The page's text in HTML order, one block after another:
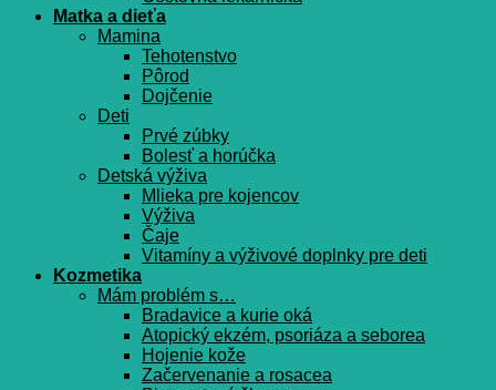
Matka a dieťa
Mamina
Tehotenstvo
Pôrod
Dojčenie
Deti
Prvé zúbky
Bolesť a horúčka
Detská výživa
Mlieka pre kojencov
Výživa
Čaje
Vitamíny a výživové doplnky pre deti
Kozmetika
Mám problém s…
Bradavice a kurie oká
Atopický ekzém, psoriáza a seborea
Hojenie kože
Začervenanie a rosacea